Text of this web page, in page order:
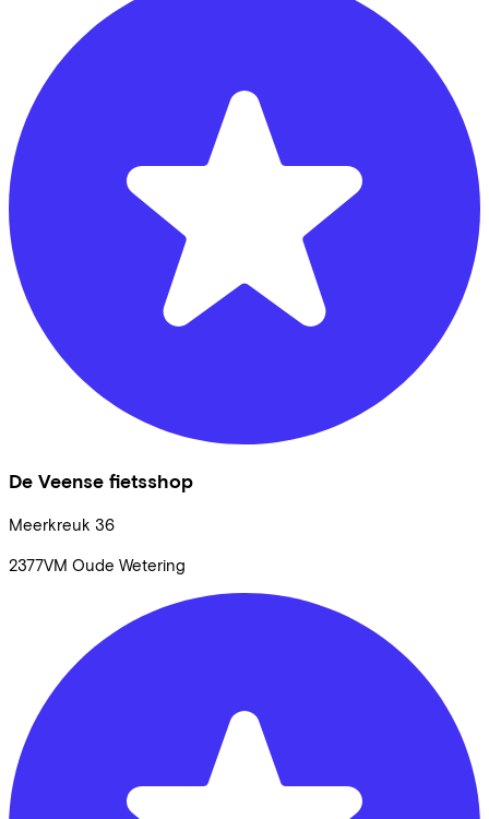
De Veense fietsshop
Meerkreuk 36
2377VM Oude Wetering